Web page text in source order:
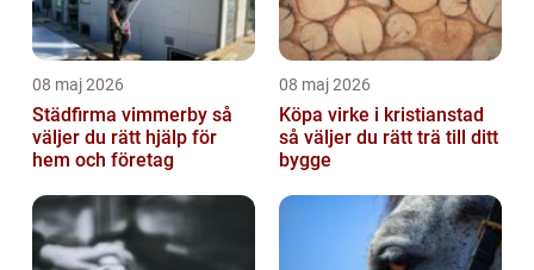
08 maj 2026
Städfirma vimmerby så
väljer du rätt hjälp för
hem och företag
08 maj 2026
Köpa virke i kristianstad
så väljer du rätt trä till ditt
bygge